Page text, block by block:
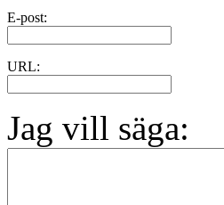
E-post:
URL:
Jag vill säga: